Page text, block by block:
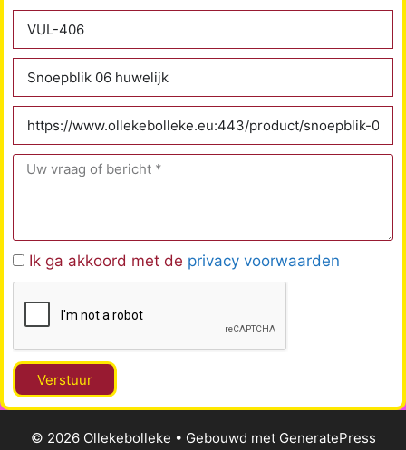
Ik ga akkoord met de privacy voorwaarden
Verstuur
© 2026 Ollekebolleke • Gebouwd met GeneratePress